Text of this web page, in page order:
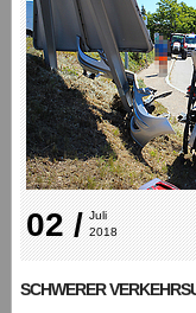
02 / Juli
2018
SCHWERER